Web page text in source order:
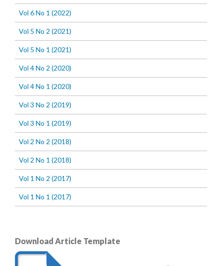
Vol 6 No 1 (2022)
Vol 5 No 2 (2021)
Vol 5 No 1 (2021)
Vol 4 No 2 (2020)
Vol 4 No 1 (2020)
Vol 3 No 2 (2019)
Vol 3 No 1 (2019)
Vol 2 No 2 (2018)
Vol 2 No 1 (2018)
Vol 1 No 2 (2017)
Vol 1 No 1 (2017)
Download Article Template